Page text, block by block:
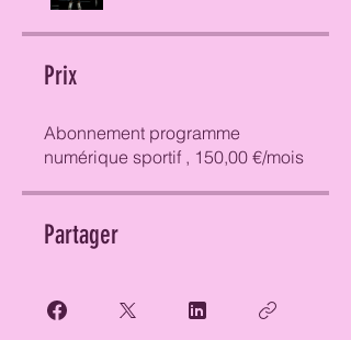
Prix
Abonnement programme
numérique sportif , 150,00 €/mois
Partager